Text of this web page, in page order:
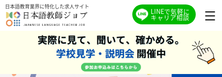
日本語教育業界に特化した求人サイト
LINEで気軽に
キャリア相談